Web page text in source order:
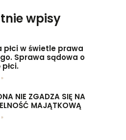
wpisy
płci w świetle prawa
Sprawa sądowa o
NIE ZGADZA SIĘ NA
MAJĄTKOWĄ